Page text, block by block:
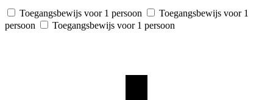
Toegangsbewijs voor 1 persoon
Toegangsbewijs voor 1
persoon
Toegangsbewijs voor 1 persoon